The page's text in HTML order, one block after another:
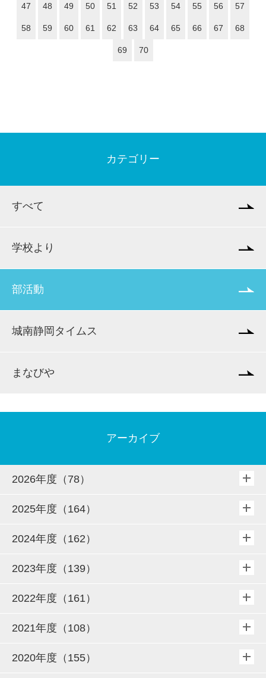
47 48 49 50 51 52 53 54 55 56 57
58 59 60 61 62 63 64 65 66 67 68
69 70
カテゴリー
すべて
学校より
部活動
城南静岡タイムス
まなびや
アーカイブ
2026年度（78）
2025年度（164）
2024年度（162）
2023年度（139）
2022年度（161）
2021年度（108）
2020年度（155）